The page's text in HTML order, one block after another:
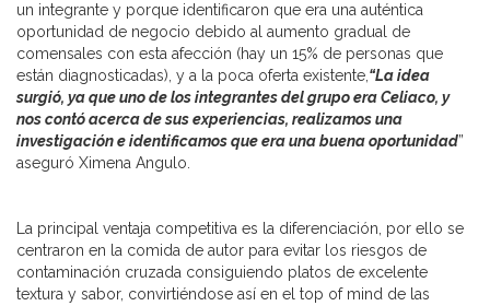
un integrante y porque identificaron que era una auténtica
oportunidad de negocio debido al aumento gradual de
comensales con esta afección (hay un 15% de personas que
están diagnosticadas), y a la poca oferta existente,“La idea
surgió, ya que uno de los integrantes del grupo era Celiaco, y
nos contó acerca de sus experiencias, realizamos una
investigación e identificamos que era una buena oportunidad”
aseguró Ximena Angulo.
La principal ventaja competitiva es la diferenciación, por ello se
centraron en la comida de autor para evitar los riesgos de
contaminación cruzada consiguiendo platos de excelente
textura y sabor, convirtiéndose así en el top of mind de las